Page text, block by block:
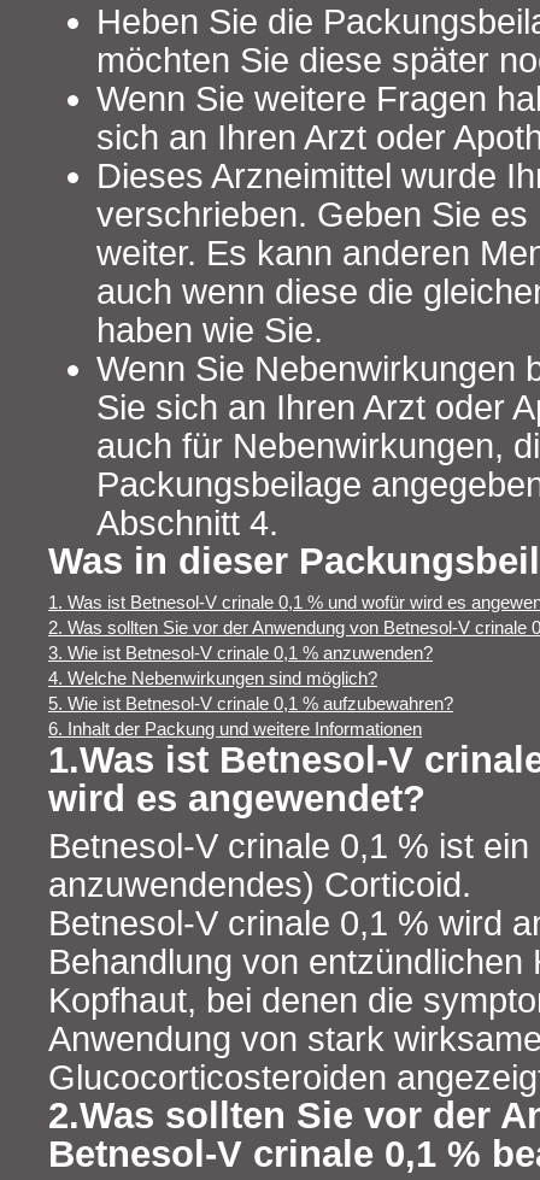
Heben Sie die
möchten Sie diese später
Wenn Sie weitere Fragen
sich an Ihren Arzt oder
Dieses Arzneimittel wurde
verschrieben. Geben Sie es
weiter. Es kann anderen
auch wenn diese die
haben wie Sie.
Wenn Sie Nebenwirkungen
Sie sich an Ihren Arzt oder
auch für Nebenwirkungen,
Packungsbeilage
Abschnitt 4.
Was in dieser
1. Was ist Betnesol-V crinale 0,1 % und wofür wird es
2. Was sollten Sie vor der Anwendung von Betnesol-V crinale
3. Wie ist Betnesol-V crinale 0,1 % anzuwenden?
4. Welche Nebenwirkungen sind möglich?
5. Wie ist Betnesol-V crinale 0,1 % aufzubewahren?
6. Inhalt der Packung und weitere Informationen
1.Was ist Betnesol-V
wird es angewendet?
Betnesol-V crinale 0,1 % ist
anzuwendendes) Corticoid.
Betnesol-V crinale 0,1 % wird
Behandlung von entzündlichen
Kopfhaut, bei denen die
Anwendung von stark
Glucocorticosteroiden
2.Was sollten Sie vor der
Betnesol-V crinale 0,1 %